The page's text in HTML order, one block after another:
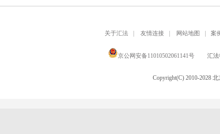
关于汇法 友情连接 网站地图 案
京公网安备11010502061141号 汇法
Copyright(C) 2010-2028